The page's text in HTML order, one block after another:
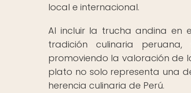
local e internacional.
Al incluir la trucha andina en
tradición culinaria
promoviendo la valoración de
plato no solo representa una
herencia culinaria de Perú.